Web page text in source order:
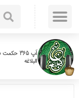
اَپ 365 حکمت
البلاغه